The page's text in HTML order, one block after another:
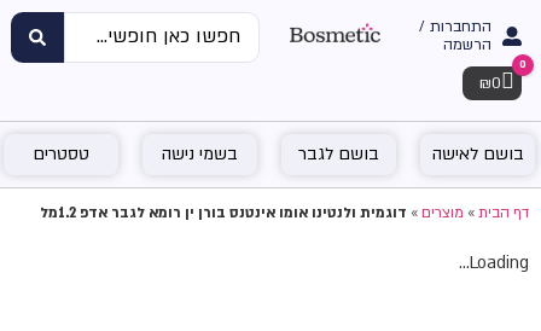
התחברות /
הרשמה
Cart
0
₪0
בושם לאישה בושם לגבר בשמי נישה טסטרים
דף הבית»מוצרים»דוגמית ולנטינו אומו אינטנס בורן ין רומא לגבר אדפ 1.2מל
Loading...